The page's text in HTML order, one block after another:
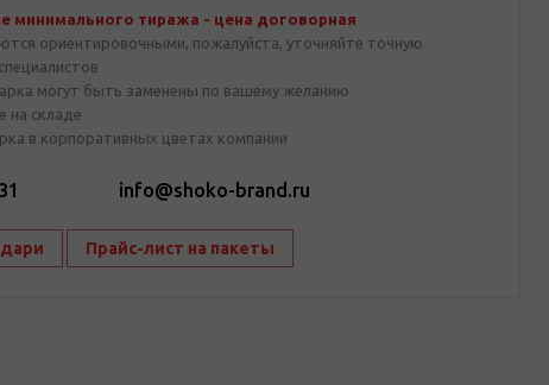
минимального тиража - цена договорная
ориентировочными, пожалуйста, уточняйте точную
могут быть заменены по вашему желанию
на складе
в корпоративных цветах компании
info@shoko-brand.ru
Прайс-лист на пакеты